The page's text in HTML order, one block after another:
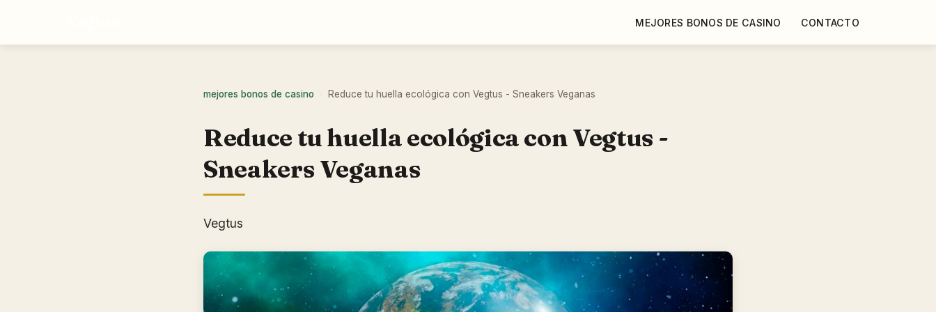
MEJORES BONOS DE CASINO CONTACTO
mejores bonos de casino Reduce tu huella ecológica con Vegtus - Sneakers Veganas
Reduce tu huella ecológica con Vegtus -
Sneakers Veganas
Vegtus